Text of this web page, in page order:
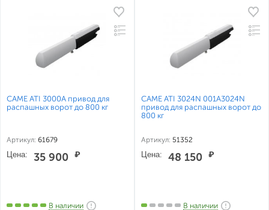
CAME ATI 3000A привод для
распашных ворот до 800 кг
Артикул: 61679
Цена: 35 900 ₽
В наличии
CAME ATI 3024N 001A3024N
привод для распашных ворот до
800 кг
Артикул: 51352
Цена: 48 150 ₽
В наличии